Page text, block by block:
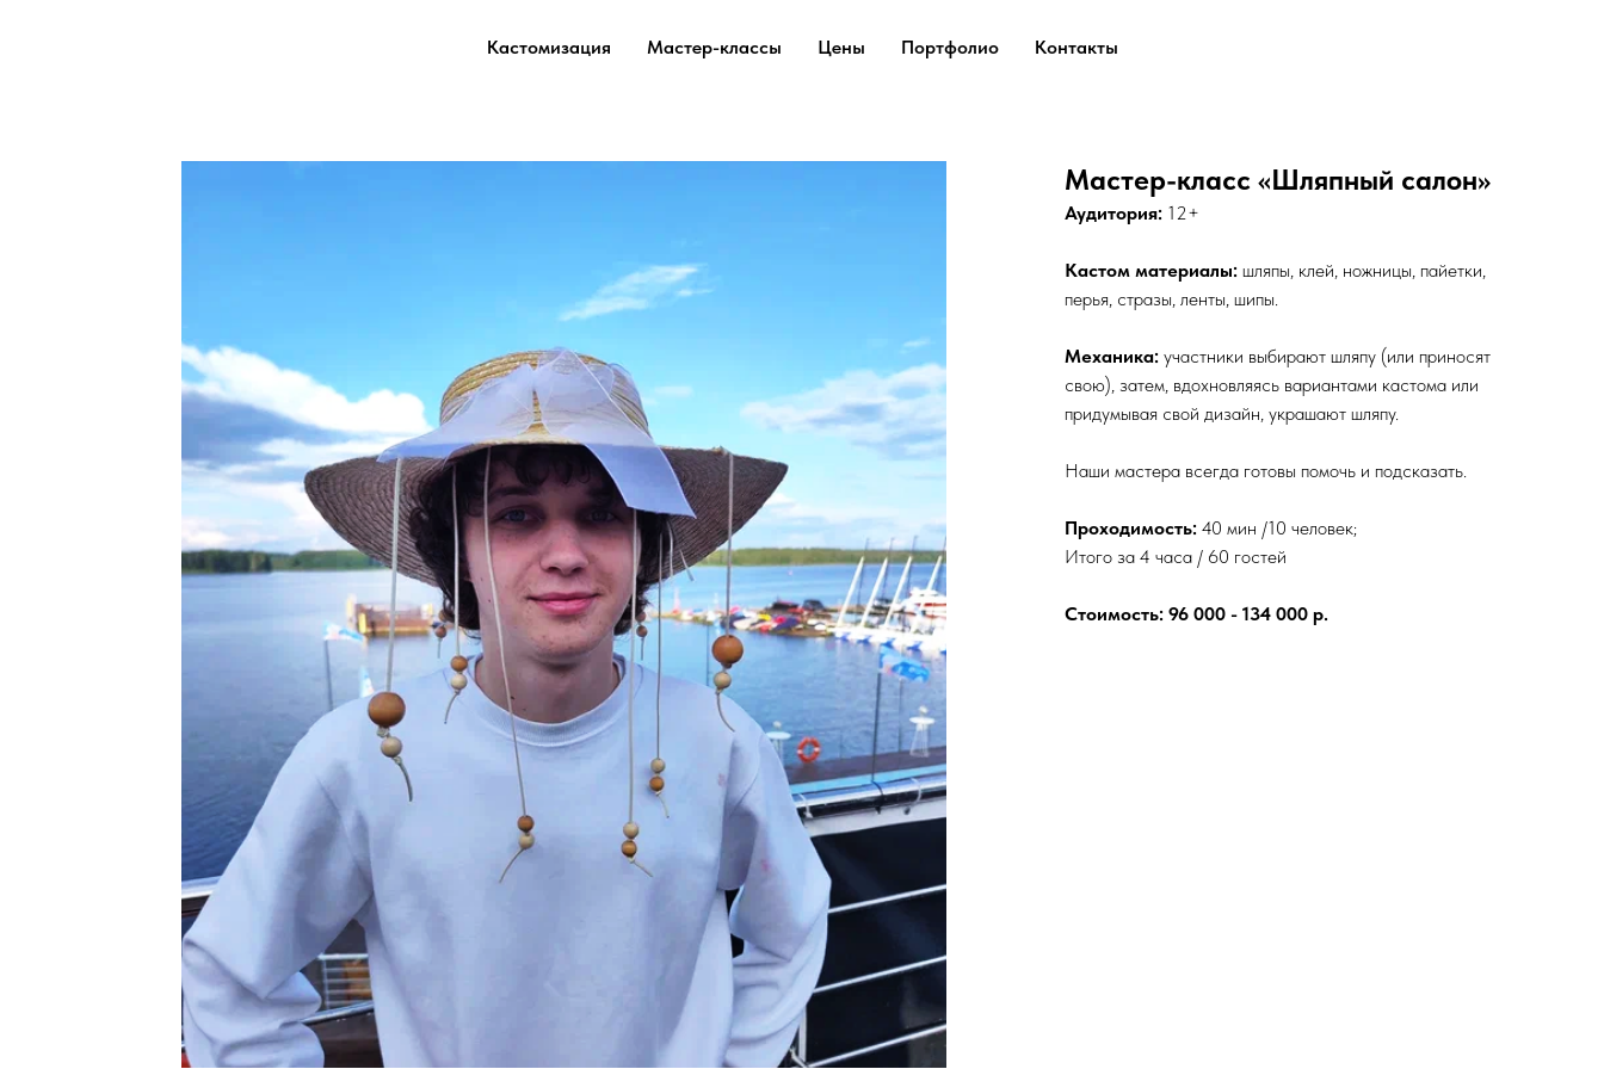
Кастомизация Мастер-классы Цены Портфолио Контакты
Мастер-класс «Шляпный салон»
Аудитория: 12+
Кастом материалы: шляпы, клей, ножницы, пайетки,
перья, стразы, ленты, шипы.
Механика: участники выбирают шляпу (или приносят
свою), затем, вдохновляясь вариантами кастома или
придумывая свой дизайн, украшают шляпу.
Наши мастера всегда готовы помочь и подсказать.
Проходимость: 40 мин /10 человек;
Итого за 4 часа / 60 гостей
Стоимость: 96 000 - 134 000 р.